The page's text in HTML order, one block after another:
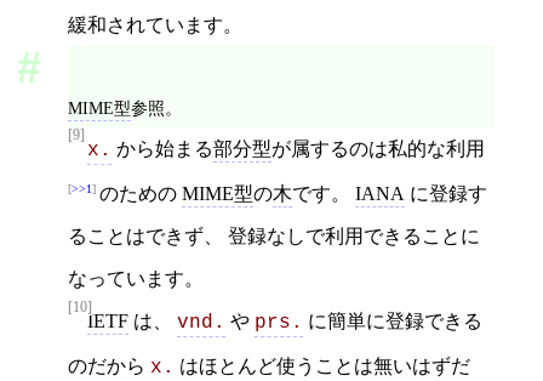
緩和されています。
MIME型参照。
[9]
x. から始まる部分型が属するのは私的な利用
>>1 のための MIME型の木です。 IANA に登録す
ることはできず、 登録なしで利用できることに
なっています。
[10]
IETF は、 vnd. や prs. に簡単に登録できる
のだから x. はほとんど使うことは無いはずだ